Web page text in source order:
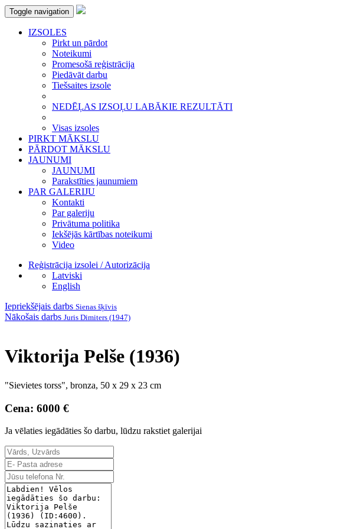
Toggle navigation
IZSOLES
Pirkt un pārdot
Noteikumi
Promesošā reģistrācija
Piedāvāt darbu
Tiešsaites izsole
NEDĒĻAS IZSOĻU LABĀKIE REZULTĀTI
Visas izsoles
PIRKT MĀKSLU
PĀRDOT MĀKSLU
JAUNUMI
JAUNUMI
Parakstīties jaunumiem
PAR GALERIJU
Kontakti
Par galeriju
Privātuma politika
Iekšējās kārtības noteikumi
Video
Reģistrācija izsolei / Autorizācija
Latviski
English
Iepriekšējais darbs Sienas šķīvis
Nākošais darbs Juris Dimiters (1947)
Viktorija Pelše (1936)
"Sievietes torss", bronza, 50 x 29 x 23 cm
Cena: 6000 €
Ja vēlaties iegādāties šo darbu, lūdzu rakstiet galerijai